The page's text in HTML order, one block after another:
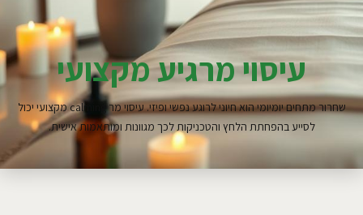
עיסוי מרגיע מקצועי
שחרור מתחים יומיומי הוא חיוני לרוגע נפשי ופיזי. עיסוי מר calming מקצועי יכול
לסייע בהפחתת הלחץ והטכניקות לכך מגוונות ומותאמות אישית.